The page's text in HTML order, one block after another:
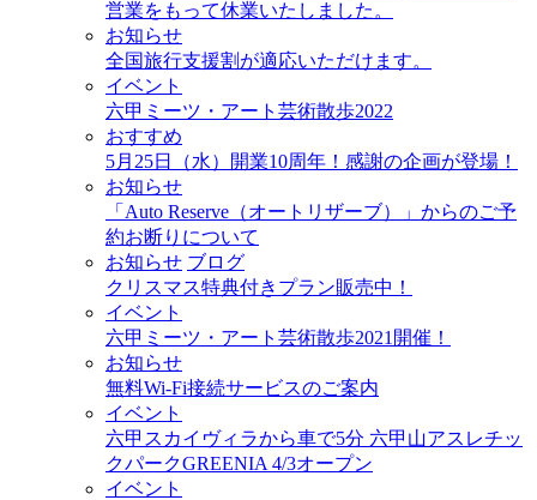
営業をもって休業いたしました。
お知らせ
全国旅行支援割が適応いただけます。
イベント
六甲ミーツ・アート芸術散歩2022
おすすめ
5月25日（水）開業10周年！感謝の企画が登場！
お知らせ
「Auto Reserve（オートリザーブ）」からのご予
約お断りについて
お知らせ ブログ
クリスマス特典付きプラン販売中！
イベント
六甲ミーツ・アート芸術散歩2021開催！
お知らせ
無料Wi-Fi接続サービスのご案内
イベント
六甲スカイヴィラから車で5分 六甲山アスレチッ
クパークGREENIA 4/3オープン
イベント